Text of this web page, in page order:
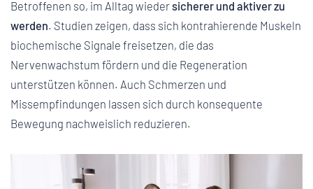
Betroffenen so, im Alltag wiedersicherer und aktiver zu
werden. Studien zeigen, dass sich kontrahierende Muskeln
biochemische Signale freisetzen, die das
Nervenwachstum fördern und die Regeneration
unterstützen können. Auch Schmerzen und
Missempfindungen lassen sich durch konsequente
Bewegung nachweislich reduzieren.